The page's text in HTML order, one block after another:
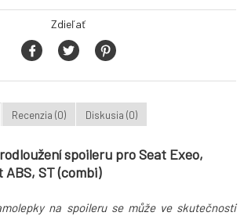
Zdieľať
Recenzia (0) Diskusia (0)
spoileru pro Seat Exeo,
ST (combi)
na spoileru se může ve skutečnosti